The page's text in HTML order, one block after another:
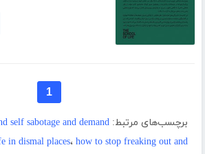
1
برچسب‌های مرتبط: self sabotage and demand
in dismal places، how to stop freaking out and